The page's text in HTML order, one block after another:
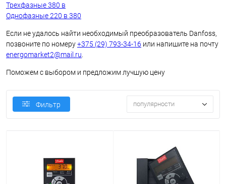
Трехфазные 380 в
Однофазные 220 в 380
Если не удалось найти необходимый преобразователь Danfoss,
позвоните по номеру+375 (29) 793-34-16 или напишите на почту
energomarket2@mail.ru
Поможем с выбором и предложим лучшую цену
Фильтр популярности